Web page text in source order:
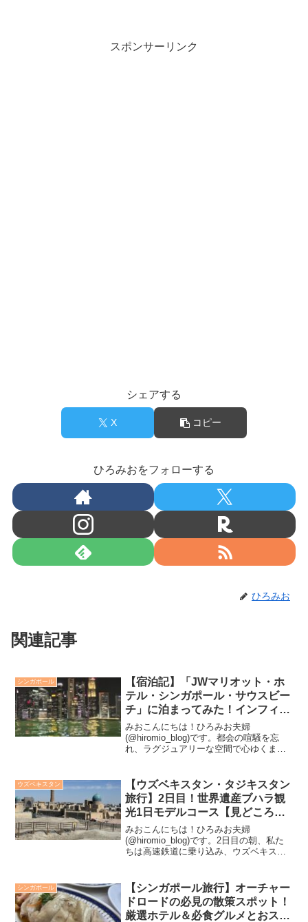
スポンサーリンク
シェアする
X コピー
ひろみおをフォローする
ひろみお
関連記事
シンガポール
【宿泊記】「JWマリオット・ホ
テル・シンガポール・サウスビー
チ」に泊まってみた！インフィニ
ティプールからの絶景と至れり尽
くせりのサービス
みおこんにちは！ひろみお夫婦
(@hiromio_blog)です。都会の喧騒を忘
れ、ラグジュアリーな空間で心ゆくまで
練されたデザインと温かいおもてなし
で、ゲストを魅了し...
ウズベキスタン
【ウズベキスタン・タジキスタン
旅行】2日目！世界遺産ブハラ観
光1日モデルコース【見どころ＆
お土産】
みおこんにちは！ひろみお夫婦
(@hiromio_blog)です。2日目の朝、私た
ちは高速鉄道に乗り込み、ウズベキスタ
人が憧れる場所。ここから、まるでRPG
の世界に入...
シンガポール
【シンガポール旅行】オーチャー
ドロードの必見の散策スポット！
厳選ホテル＆必食グルメとおスス